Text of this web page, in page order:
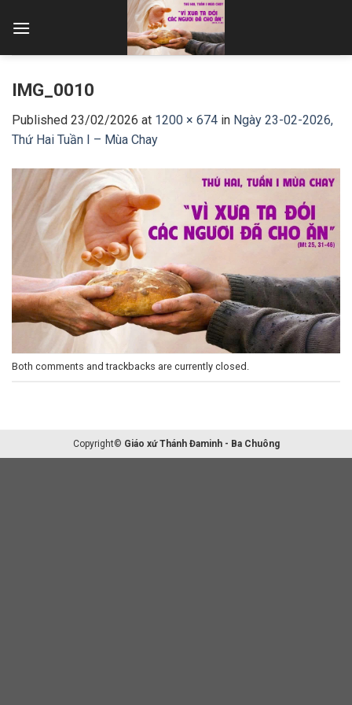
IMG_0010
Published 23/02/2026 at 1200 × 674 in Ngày 23-02-2026,
Thứ Hai Tuần I – Mùa Chay
Both comments and trackbacks are currently closed.
Copyright© Giáo xứ Thánh Đaminh - Ba Chuông